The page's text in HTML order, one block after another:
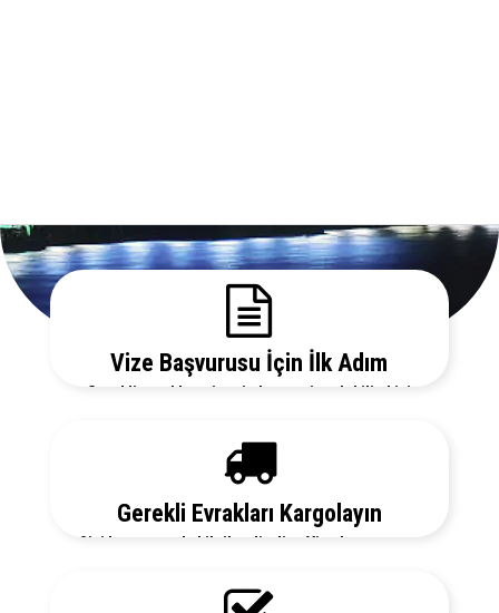
Vize Başvurusu İçin İlk Adım
Gerekli evrakları sitemizden temin edebilir, bizi
Gerekli Evrakları Kargolayın
Sizi her aşamada bilgilendirelim. Vize başvurunuz